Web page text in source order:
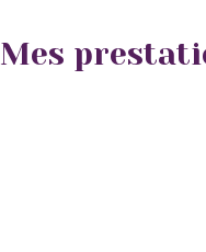
Mes